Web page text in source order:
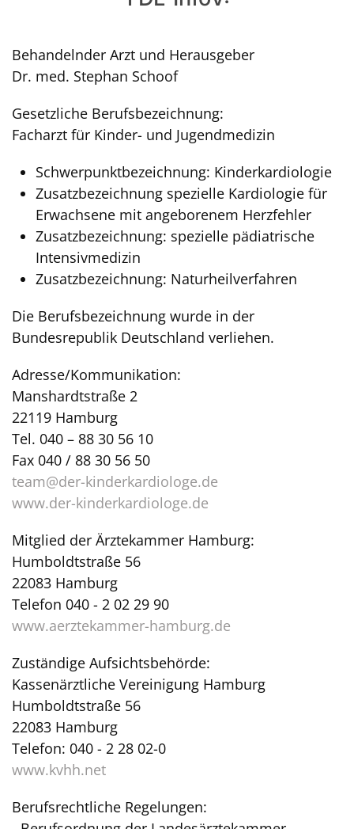
Behandelnder Arzt und Herausgeber
Dr. med. Stephan Schoof
Gesetzliche Berufsbezeichnung:
Facharzt für Kinder- und Jugendmedizin
Schwerpunktbezeichnung: Kinderkardiologie
Zusatzbezeichnung spezielle Kardiologie für
Erwachsene mit angeborenem Herzfehler
Zusatzbezeichnung: spezielle pädiatrische
Intensivmedizin
Zusatzbezeichnung: Naturheilverfahren
Die Berufsbezeichnung wurde in der
Bundesrepublik Deutschland verliehen.
Adresse/Kommunikation:
Manshardtstraße 2
22119 Hamburg
Tel. 040 – 88 30 56 10
Fax 040 / 88 30 56 50
team@der-kinderkardiologe.de
www.der-kinderkardiologe.de
Mitglied der Ärztekammer Hamburg:
Humboldtstraße 56
22083 Hamburg
Telefon 040 - 2 02 29 90
www.aerztekammer-hamburg.de
Zuständige Aufsichtsbehörde:
Kassenärztliche Vereinigung Hamburg
Humboldtstraße 56
22083 Hamburg
Telefon: 040 - 2 28 02-0
www.kvhh.net
Berufsrechtliche Regelungen: